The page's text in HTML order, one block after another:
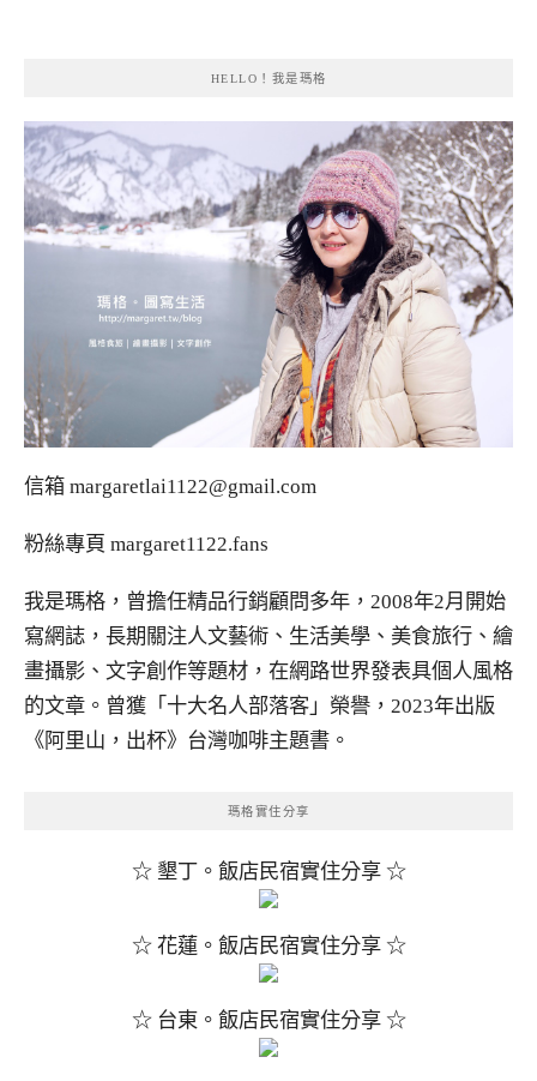
HELLO！我是瑪格
信箱 margaretlai1122@gmail.com
粉絲專頁 margaret1122.fans
我是瑪格，曾擔任精品行銷顧問多年，2008年2月開始
寫網誌，長期關注人文藝術、生活美學、美食旅行、繪
畫攝影、文字創作等題材，在網路世界發表具個人風格
的文章。曾獲「十大名人部落客」榮譽，2023年出版
《阿里山，出杯》台灣咖啡主題書。
瑪格實住分享
☆ 墾丁。飯店民宿實住分享 ☆
☆ 花蓮。飯店民宿實住分享 ☆
☆ 台東。飯店民宿實住分享 ☆